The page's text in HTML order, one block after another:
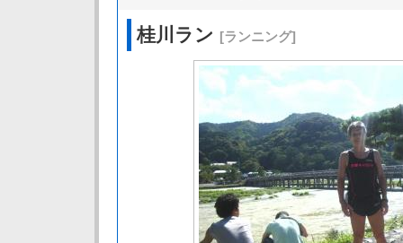
桂川ラン [ランニング]